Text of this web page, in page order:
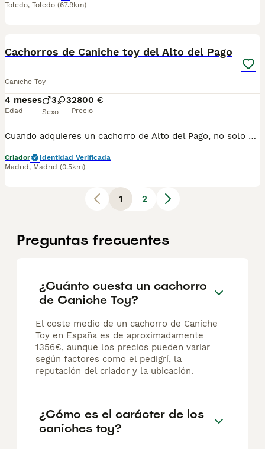
Toledo, Toledo (67.9km)
Cachorros de Caniche toy del Alto del Pago
Caniche Toy
4 meses
Edad
3 3
Sexo
2800 €
Precio
Cuando adquieres un cachorro de Alto del Pago, no solo estás incorporando un perro a tu vida… estás eligiendo una forma de criar basada en la excelencia, la transparencia y el respeto absoluto por cada ejemplar. En nuestro criadero trabajamos con una selección muy cuidada de líneas, priorizando siempre la salud, el carácter y la estabilidad del cachorro. Cada camada es planificada con criterio, sin prisas y con un seguimiento constante desde el primer día. Creemos en hacer las cosas bien y en enseñarlas tal cual son. Por eso, abrimos las puertas de nuestra casa, mostramos nuestro día a día y acompañamos a cada familia con total cercanía y honestidad durante todo el proceso. Somos profesionales con todas las licencias en regla para poder ejercer esta maravillosa actividad, y no tenemos intermediarios, para adquirir un ejemplar de ALTO DEL PAGO, debes tratar personalmente con nosotros, venir a nuestra casa, donde conoceras nuestras espectaculares instalaciones, verás a los padres de los cachorros junto a los pequeñajos y podrás escoger a tu compañero. Los cachorros se entregan siempre con su completa documentación, microchip implantado, certificados de salud de los progenitores, vacunados y desparasitados. visita nuestra web altodelpago.es o conocenos en redes sociales : instagram @altodelpago Teléfono de atención al cliente : 679 67 30 10
Criador
Identidad Verificada
Madrid , Madrid (0.5km)
1 2
Preguntas frecuentes
¿Cuánto cuesta un cachorro
de Caniche Toy?
El coste medio de un cachorro de Caniche
Toy en España es de aproximadamente
1356€, aunque los precios pueden variar
según factores como el pedigrí, la
reputación del criador y la ubicación.
¿Cómo es el carácter de los
caniches toy?